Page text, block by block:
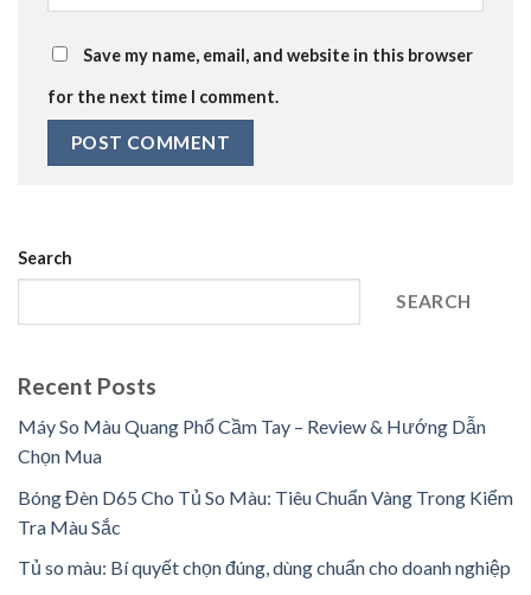
Save my name, email, and website in this browser
for the next time I comment.
Search
SEARCH
Recent Posts
Máy So Màu Quang Phổ Cầm Tay – Review & Hướng Dẫn
Chọn Mua
Bóng Đèn D65 Cho Tủ So Màu: Tiêu Chuẩn Vàng Trong Kiểm
Tra Màu Sắc
Tủ so màu: Bí quyết chọn đúng, dùng chuẩn cho doanh nghiệp